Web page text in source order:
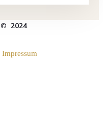
© 2024
Impressum